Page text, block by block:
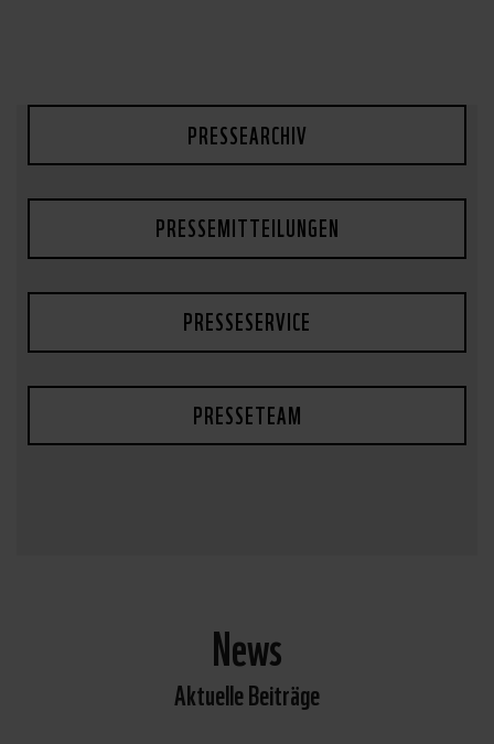
PRESSEARCHIV
PRESSEMITTEILUNGEN
PRESSESERVICE
PRESSETEAM
News
Aktuelle Beiträge